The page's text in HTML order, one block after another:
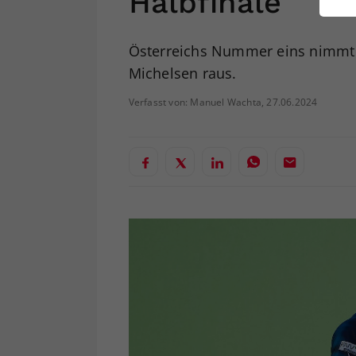
Österreichs Nummer eins
Michelsen raus.
Verfasst von: Manuel Wachta, 27.06.2024